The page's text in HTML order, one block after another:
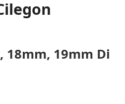
18mm, 19mm Di